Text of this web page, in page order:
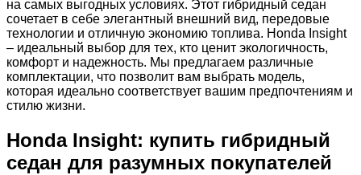
на самых выгодных условиях. Этот гибридный седан
сочетает в себе элегантный внешний вид, передовые
технологии и отличную экономию топлива. Honda Insight
– идеальный выбор для тех, кто ценит экологичность,
комфорт и надежность. Мы предлагаем различные
комплектации, что позволит вам выбрать модель,
которая идеально соответствует вашим предпочтениям и
стилю жизни.
Honda Insight: купить гибридный
седан для разумных покупателей